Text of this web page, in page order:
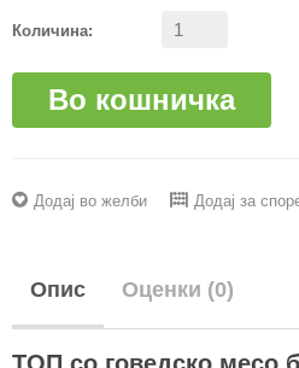
Количина:
Во кошничка
Додај во желби Додај за
Опис Оценки (0)